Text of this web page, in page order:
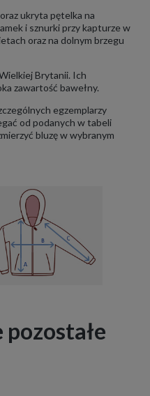
ukryta pętelka na
i sznurki przy kapturze w
oraz na dolnym brzegu
Brytanii. Ich
zawartość bawełny.
egzemplarzy
od podanych w tabeli
bluzę w wybranym
pozostałe